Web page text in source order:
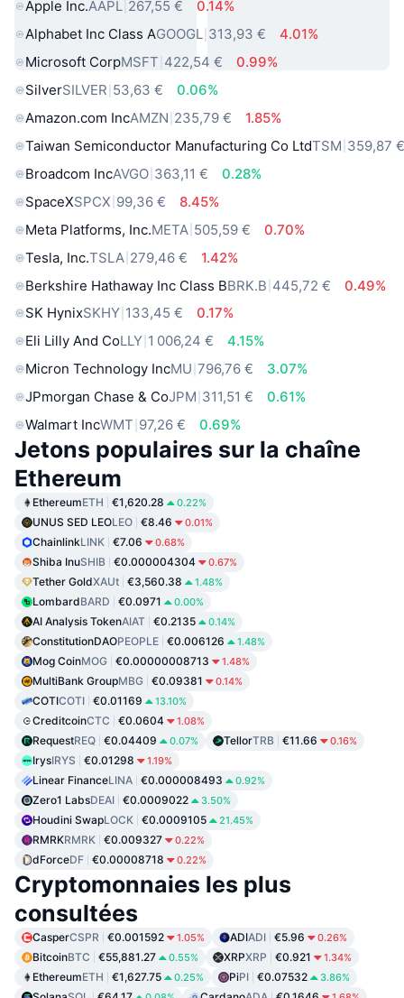
Apple Inc.AAPL 267,55 €
0.14%
Alphabet Inc Class AGOOGL 313,93 €
4.01%
Microsoft CorpMSFT 422,54 €
0.99%
SilverSILVER 53,63 €
0.06%
Amazon.com IncAMZN 235,79 €
1.85%
Taiwan Semiconductor Manufacturing Co LtdTSM 359,87
Broadcom IncAVGO 363,11 €
0.28%
SpaceXSPCX 99,36 €
8.45%
Meta Platforms, Inc.META 505,59 €
0.70%
Tesla, Inc.TSLA 279,46 €
1.42%
Berkshire Hathaway Inc Class BBRK.B 445,72 €
0.49%
SK HynixSKHY 133,45 €
0.17%
Eli Lilly And CoLLY 1 006,24 €
4.15%
Micron Technology IncMU 796,76 €
3.07%
JPmorgan Chase & CoJPM 311,51 €
0.61%
Walmart IncWMT 97,26 € 0.69%
Jetons populaires sur la chaîne
Ethereum
EthereumETH €1,620.28 0.22%
UNUS SED LEOLEO €8.46 0.01%
ChainlinkLINK €7.06 0.68%
Shiba InuSHIB €0.000004304 0.67%
Tether GoldXAUt €3,560.38 1.48%
LombardBARD €0.0971 0.00%
AI Analysis TokenAIAT €0.2135 0.14%
ConstitutionDAOPEOPLE €0.006126 1.48%
Mog CoinMOG €0.00000008713 1.48%
MultiBank GroupMBG €0.09381 0.14%
COTICOTI €0.01169 13.10%
CreditcoinCTC €0.0604 1.08%
RequestREQ €0.04409 0.07% TellorTRB €11.66 0.16%
IrysIRYS €0.01298 1.19%
Linear FinanceLINA €0.000008493 0.92%
Zero1 LabsDEAI €0.0009022 3.50%
Houdini SwapLOCK €0.0009105 21.45%
RMRKRMRK €0.009327 0.22%
dForceDF €0.00008718 0.22%
Cryptomonnaies les plus
consultées
CasperCSPR €0.001592 1.05% ADIADI €5.96 0.26%
BitcoinBTC €55,881.27 0.55% XRPXRP €0.921 1.34%
EthereumETH €1,627.75 0.25% PiPI €0.07532 3.86%